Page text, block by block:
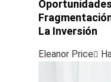
La Inversión
Eleanor Price